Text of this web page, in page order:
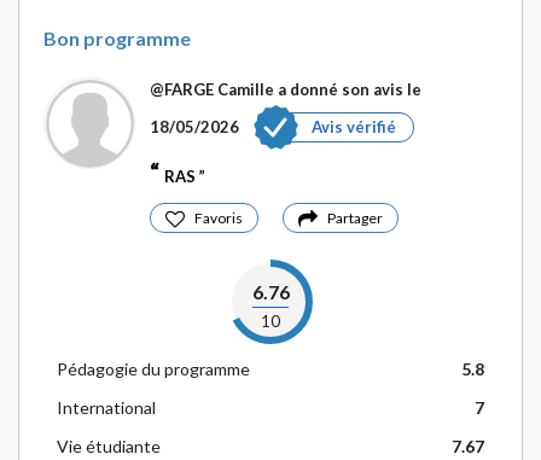
Bon programme
@FARGE Camille a donné son avis le
18/05/2026
Avis vérifié
RAS
Favoris Partager
6.76
10
Pédagogie du programme
5.8
International
7
Vie étudiante
7.67